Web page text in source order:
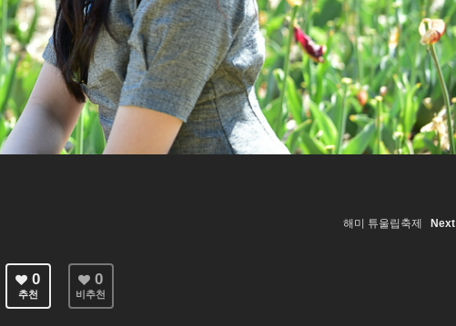
해미 튜울립축제 Next
0
추천
0
비추천